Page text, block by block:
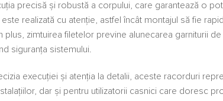
precisă și robustă a corpului, care garantează o
realizată cu atenție, astfel încât montajul să fie
plus, zimtuirea filetelor previne alunecarea garniturii
siguranța sistemului.
execuției și atenția la detalii, aceste racorduri
dar și pentru utilizatorii casnici care doresc